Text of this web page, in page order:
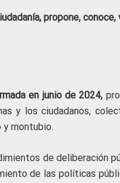
propone, conoce,
en junio de 2024,
y los ciudadanos,
y montubio.
de deliberación
de las políticas